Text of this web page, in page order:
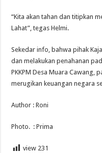
“Kita akan tahan dan titipkan
Lahat”, tegas Helmi.
Sekedar info, bahwa pihak
dan melakukan penahanan
PKKPM Desa Muara Cawang,
merugikan keuangan negara
Author : Roni
Photo. : Prima
view 231